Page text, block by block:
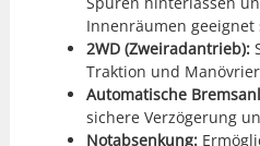
Innen­räu­men geeignet
2WD (Zweiradantrieb):
Trak­tion und
Automa­tis­che
sichere Verzögerung
Notab­senkung: